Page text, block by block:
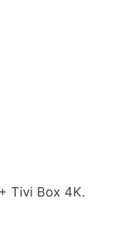
Tivi Box 4K.